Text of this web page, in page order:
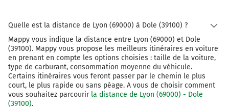
Quelle est la distance de Lyon (69000) à Dole (39100) ?
Mappy vous indique la distance entre Lyon (69000) et Dole
(39100). Mappy vous propose les meilleurs itinéraires en voiture
en prenant en compte les options choisies : taille de la voiture,
type de carburant, consommation moyenne du véhicule.
Certains itinéraires vous feront passer par le chemin le plus
court, le plus rapide ou sans péage. A vous de choisir comment
vous souhaitez parcourir la distance de Lyon (69000) - Dole
(39100).